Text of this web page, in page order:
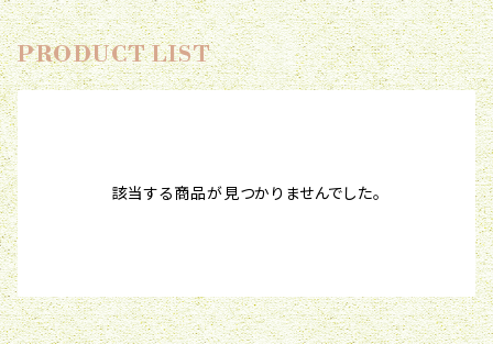
PRODUCT LIST
該当する商品が見つかりませんでした。